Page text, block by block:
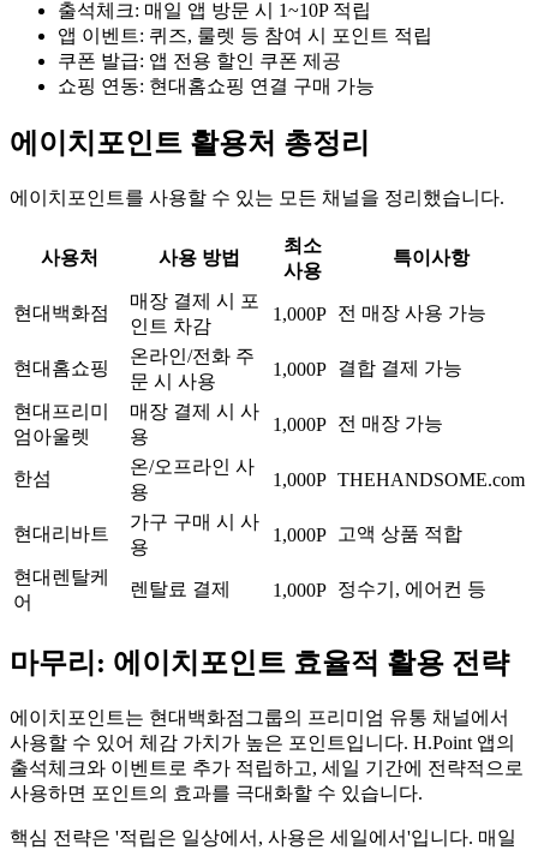
출석체크: 매일 앱 방문 시 1~10P 적립
앱 이벤트: 퀴즈, 룰렛 등 참여 시 포인트 적립
쿠폰 발급: 앱 전용 할인 쿠폰 제공
쇼핑 연동: 현대홈쇼핑 연결 구매 가능
에이치포인트 활용처 총정리
에이치포인트를 사용할 수 있는 모든 채널을 정리했습니다.
사용처 사용 방법
최소
사용
특이사항
현대백화점
매장 결제 시 포
인트 차감
1,000P 전 매장 사용 가능
현대홈쇼핑
온라인/전화 주
문 시 사용
1,000P 결합 결제 가능
현대프리미
엄아울렛
매장 결제 시 사
용
1,000P 전 매장 가능
한섬
온/오프라인 사
용
1,000P THEHANDSOME.com
현대리바트
가구 구매 시 사
용
1,000P 고액 상품 적합
현대렌탈케
어
렌탈료 결제 1,000P 정수기, 에어컨 등
마무리: 에이치포인트 효율적 활용 전략
에이치포인트는 현대백화점그룹의 프리미엄 유통 채널에서
사용할 수 있어 체감 가치가 높은 포인트입니다. H.Point 앱의
출석체크와 이벤트로 추가 적립하고, 세일 기간에 전략적으로
사용하면 포인트의 효과를 극대화할 수 있습니다.
핵심 전략은 '적립은 일상에서, 사용은 세일에서'입니다. 매일